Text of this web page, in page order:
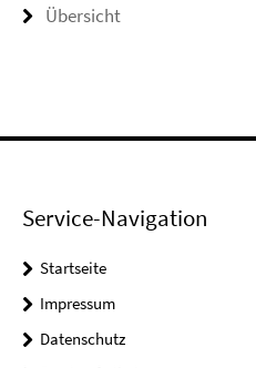
Übersicht
Service-Navigation
Startseite
Impressum
Datenschutz